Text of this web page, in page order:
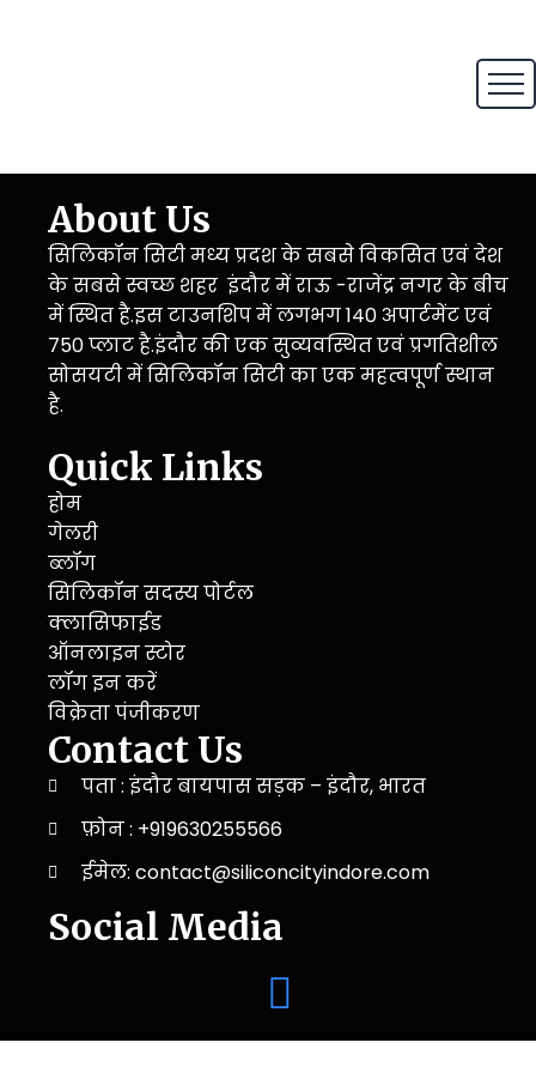
About Us
सिलिकॉन सिटी मध्य प्रदश के सबसे विकसित एवं देश
के सबसे स्वच्छ शहर इंदौर में राऊ -राजेंद्र नगर के बीच
में स्थित है.इस टाउनशिप में लगभग 140 अपार्टमेंट एवं
750 प्लाट है.इंदौर की एक सुव्यवस्थित एवं प्रगतिशील
सोसयटी में सिलिकॉन सिटी का एक महत्वपूर्ण स्थान
है.
Quick Links
होम
गेलरी
ब्लॉग
सिलिकॉन सदस्य पोर्टल
क्लासिफाईड
ऑनलाइन स्टोर
लॉग इन करें
विक्रेता पंजीकरण
Contact Us
पता : इंदौर बायपास सड़क – इंदौर, भारत
फ़ोन : +919630255566
ईमेल: contact@siliconcityindore.com
Social Media